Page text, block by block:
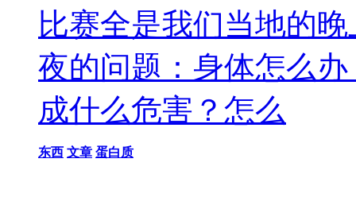
比赛全是我们当地的
夜的问题：身体怎么
成什么危害？怎么
东西 文章 蛋白质